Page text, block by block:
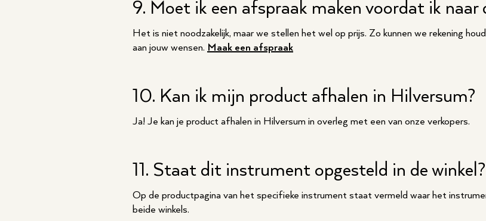
9. Moet ik een afspraak maken voordat ik naar
Het is niet noodzakelijk, maar we stellen het wel op prijs. Zo kunnen we rekening
aan jouw wensen. Maak een afspraak
10. Kan ik mijn product afhalen in Hilversum?
Ja! Je kan je product afhalen in Hilversum in overleg met een van onze verkopers.
11. Staat dit instrument opgesteld in de winkel?
Op de productpagina van het specifieke instrument staat vermeld waar het
beide winkels.